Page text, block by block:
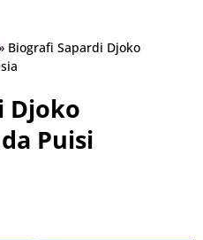
Biografi Sapardi Djoko
Djoko
Puisi